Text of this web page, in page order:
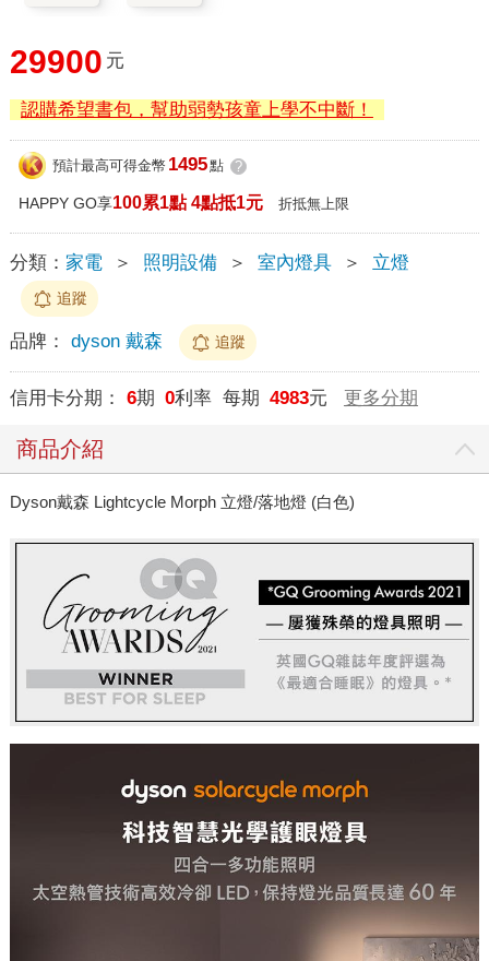
29900 元
認購希望書包，幫助弱勢孩童上學不中斷！
預計最高可得金幣 1495點 ?
HAPPY GO享100累1點 4點抵1元 折抵無上限
分類： 家電 ＞ 照明設備 ＞ 室內燈具 ＞ 立燈
追蹤
品牌： dyson 戴森 追蹤
信用卡分期： 6期 0利率 每期 4983元 更多分期
商品介紹
Dyson戴森 Lightcycle Morph 立燈/落地燈 (白色)